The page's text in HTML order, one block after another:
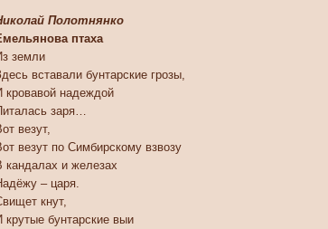
Полотнянко
птаха
земли
вставали бунтарские грозы,
кровавой надеждой
заря…
везут,
везут по Симбирскому взвозу
кандалах и железах
– царя.
кнут,
крутые бунтарские выи